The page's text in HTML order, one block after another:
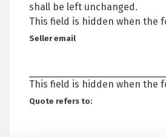
shall be left unchanged.
This field is hidden when the
Seller email
This field is hidden when the
Quote refers to: